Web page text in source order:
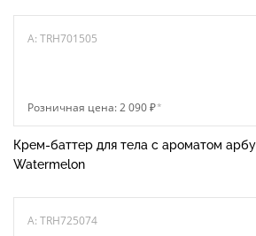
A: TRH701505
Розничная цена: 2 090 ₽*
Крем-баттер для тела с ароматом
Watermelon
A: TRH725074